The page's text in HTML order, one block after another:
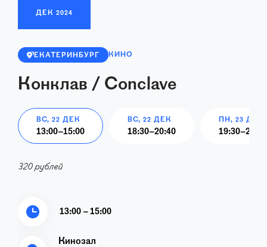
ДЕК 2024
ЕКАТЕРИНБУРГ КИНО
Конклав / Conclave
ВС, 22 ДЕК
13:00–15:00
ВС, 22 ДЕК
18:30–20:40
ПН, 23 ДЕК
19:30–21:40
320 рублей
13:00 – 15:00
Кинозал